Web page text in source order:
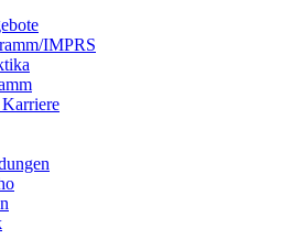
IMPRS